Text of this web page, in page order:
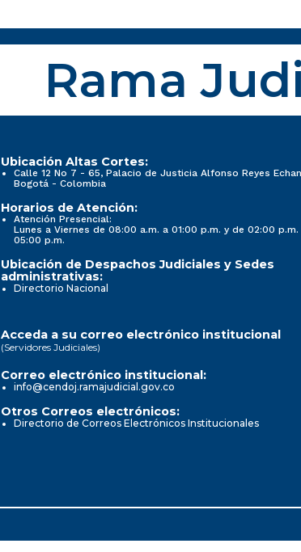
Rama
Ubicación Altas Cortes:
Calle 12 No 7 - 65, Palacio de Justicia Alfonso Reyes
Bogotá - Colombia
Horarios de Atención:
Atención Presencial:
Lunes a Viernes de 08:00 a.m. a 01:00 p.m. y de 02:00 p.m.
05:00 p.m.
Ubicación de Despachos Judiciales y Sedes
administrativas:
Directorio Nacional
Acceda a su correo electrónico institucional
(Servidores Judiciales)
Correo electrónico institucional:
info@cendoj.ramajudicial.gov.co
Otros Correos electrónicos:
Directorio de Correos Electrónicos Institucionales